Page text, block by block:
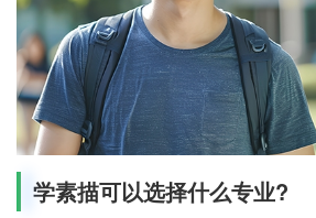
学素描可以选择什么专业?